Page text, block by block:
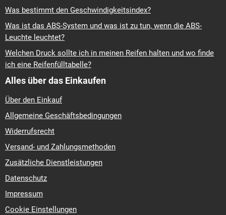
Was bestimmt den Geschwindigkeitsindex?
Was ist das ABS-System und was ist zu tun, wenn die ABS-
Leuchte leuchtet?
Welchen Druck sollte ich in meinen Reifen halten und wo finde
ich eine Reifenfülltabelle?
Alles über das Einkaufen
Über den Einkauf
Allgemeine Geschäftsbedingungen
Widerrufsrecht
Versand- und Zahlungsmethoden
Zusätzliche Dienstleistungen
Datenschutz
Impressum
Cookie Einstellungen